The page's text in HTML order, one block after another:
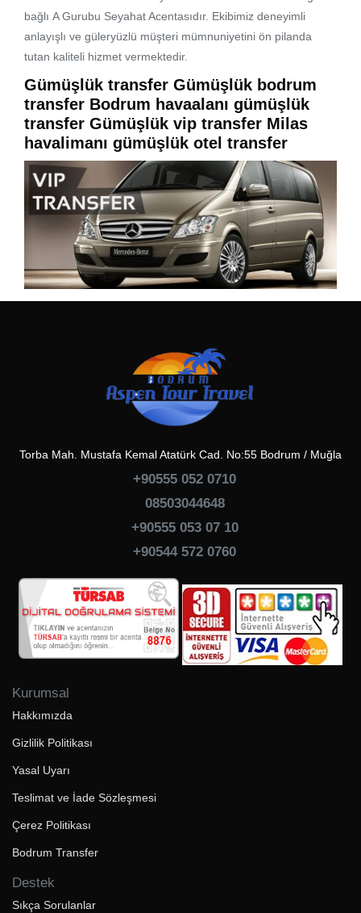
bağlı A Gurubu Seyahat Acentasıdır. Ekibimiz deneyimli
anlayışlı ve güleryüzlü müşteri mümnuniyetini ön pilanda
tutan kaliteli hizmet vermektedir.
Gümüşlük transfer Gümüşlük bodrum
transfer Bodrum havaalanı gümüşlük
transfer Gümüşlük vip transfer Milas
havalimanı gümüşlük otel transfer
Torba Mah. Mustafa Kemal Atatürk Cad. No:55 Bodrum / Muğla
+90555 052 0710
08503044648
+90555 053 07 10
+90544 572 0760
Kurumsal
Hakkımızda
Gizlilik Politikası
Yasal Uyarı
Teslimat ve İade Sözleşmesi
Çerez Politikası
Bodrum Transfer
Destek
Sıkça Sorulanlar